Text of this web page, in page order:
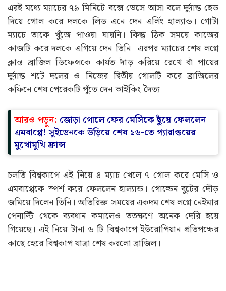
এরই মধ্যে ম্যাচের ৭৯ মিনিটে বক্সে ভেসে আসা বলে দুর্দান্ত হেড
দিয়ে গোল করে দলকে লিড এনে দেন এর্লিং হাল্যান্ড। গোটা
ম্যাচে তাকে খুঁজে পাওয়া যায়নি। কিন্তু ঠিক সময়ে কাজের
কাজটি করে দলকে এগিয়ে দেন তিনি। এরপর ম্যাচের শেষ লগ্নে
ক্লান্ত ব্রাজিল ডিফেন্সকে কার্যত দাঁড় করিয়ে রেখে বাঁ পায়ের
দুর্দান্ত শটে দলের ও নিজের দ্বিতীয় গোলটি করে ব্রাজিলের
কফিনে শেষ পেরেকটি পুঁতে দেন ভাইকিং দৈত্য।
আরও পড়ুন: জোড়া গোলে ফের মেসিকে ছুঁয়ে ফেললেন
এমবাপ্পে! সুইডেনকে উড়িয়ে শেষ ১৬-তে প্যারাগুয়ের
মুখোমুখি ফ্রান্স
চলতি বিশ্বকাপে এই নিয়ে ৪ ম্যাচ খেলে ৭ গোল করে মেসি ও
এমবাপ্পেকে স্পর্শ করে ফেললেন হাল্যান্ড। গোল্ডেন বুটের দৌড়
জমিয়ে দিলেন তিনি। অতিরিক্ত সময়ের একদম শেষ লগ্নে নেইমার
পেনাল্টি থেকে ব্যবধান কমালেও ততক্ষণে অনেক দেরি হয়ে
গিয়েছে। এই নিয়ে টানা ৬ টি বিশ্বকাপে ইউরোপিয়ান প্রতিপক্ষের
কাছে হেরে বিশ্বকাপ যাত্রা শেষ করলো ব্রাজিল।